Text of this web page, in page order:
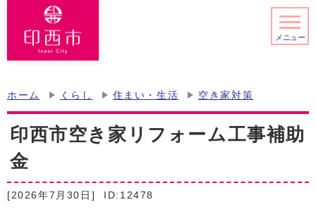
メニュー
ホーム くらし 住まい・生活 空き家対策
印西市空き家リフォーム工事補助
金
[2026年7月30日] ID:12478